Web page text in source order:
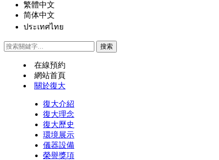
繁體中文
简体中文
ประเทศไทย
在線預約
網站首頁
關於復大
復大介紹
復大理念
復大歷史
環境展示
儀器設備
榮譽獎項